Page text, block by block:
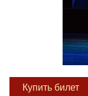
Купить билет